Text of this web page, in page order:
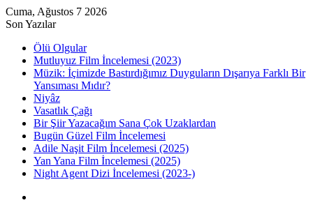
Cuma, Ağustos 7 2026
Son Yazılar
Ölü Olgular
Mutluyuz Film İncelemesi (2023)
Müzik: İçimizde Bastırdığımız Duyguların Dışarıya Farklı Bir
Yansıması Mıdır?
Niyâz
Vasatlık Çağı
Bir Şiir Yazacağım Sana Çok Uzaklardan
Bugün Güzel Film İncelemesi
Adile Naşit Film İncelemesi (2025)
Yan Yana Film İncelemesi (2025)
Night Agent Dizi İncelemesi (2023-)